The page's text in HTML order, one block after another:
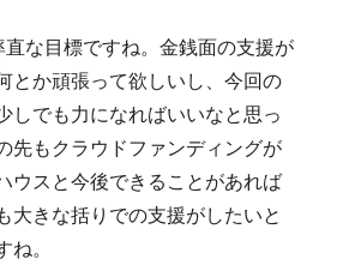
な目標ですね。金銭面の支援が
とか頑張って欲しいし、今回の
しでも力になればいいなと思っ
先もクラウドファンディングが
ウスと今後できることがあれば
大きな括りでの支援がしたいと
。